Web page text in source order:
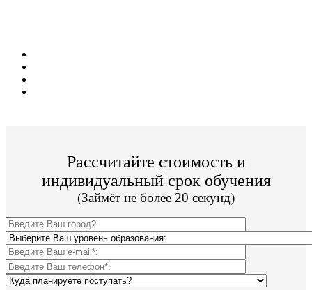
Рассчитайте стоимость и
индивидуальный срок обучения
(Займёт не более 20 секунд)